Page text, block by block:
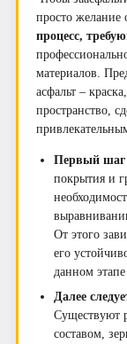
просто желание
процесс,
материалов.
асфальт –
пространство,
Первый шаг
покрытия и
От этого
его
данном этапе
Далее
Существуют
составом,